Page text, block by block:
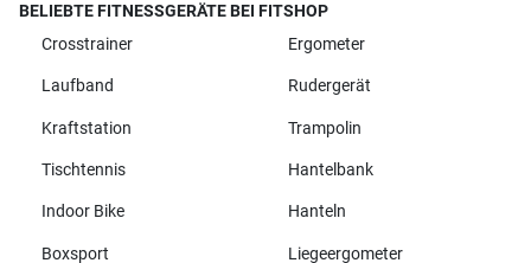
BELIEBTE FITNESSGERÄTE BEI FITSHOP
Crosstrainer
Ergometer
Laufband Rudergerät
Kraftstation Trampolin
Tischtennis Hantelbank
Indoor Bike Hanteln
Boxsport Liegeergometer